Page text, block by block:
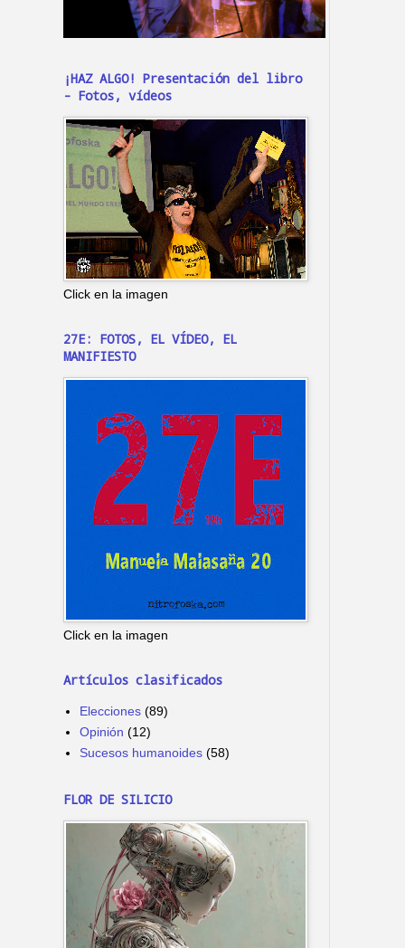
¡HAZ ALGO! Presentación del libro
- Fotos, vídeos
Click en la imagen
27E: FOTOS, EL VÍDEO, EL
MANIFIESTO
Click en la imagen
Artículos clasificados
Elecciones (89)
Opinión (12)
Sucesos humanoides (58)
FLOR DE SILICIO